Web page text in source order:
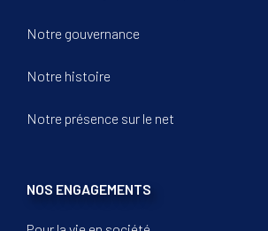
Notre gouvernance
Notre histoire
Notre présence sur le net
NOS ENGAGEMENTS